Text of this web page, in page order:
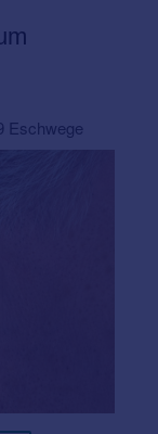
Eschwege